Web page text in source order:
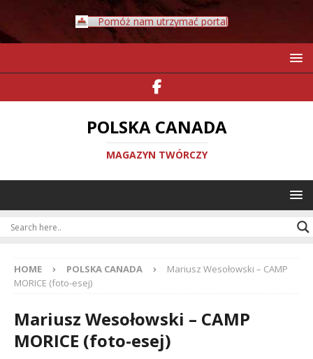
Pomóż nam utrzymać portal
POLSKA CANADA
MAGAZYN TWÓRCZY
HOME POLSKA CANADA
Mariusz Wesołowski – CAMP
MORICE (foto-esej)
Mariusz Wesołowski – CAMP
MORICE (foto-esej)